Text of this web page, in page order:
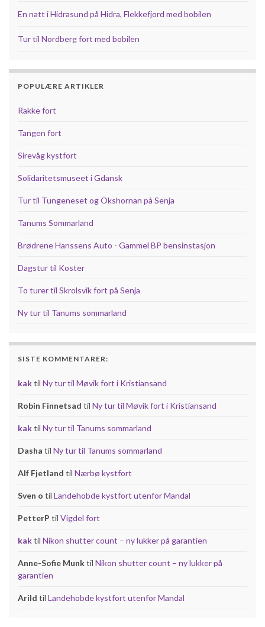
En natt i Hidrasund på Hidra, Flekkefjord med bobilen
Tur til Nordberg fort med bobilen
POPULÆRE ARTIKLER
Rakke fort
Tangen fort
Sirevåg kystfort
Solidaritetsmuseet i Gdansk
Tur til Tungeneset og Okshornan på Senja
Tanums Sommarland
Brødrene Hanssens Auto - Gammel BP bensinstasjon
Dagstur til Koster
To turer til Skrolsvik fort på Senja
Ny tur til Tanums sommarland
SISTE KOMMENTARER:
kaktil Ny tur til Møvik fort i Kristiansand
Robin Finnetsad til Ny tur til Møvik fort i Kristiansand
kaktil Ny tur til Tanums sommarland
Dasha til Ny tur til Tanums sommarland
Alf Fjetland til Nærbø kystfort
Sven o til Landehobde kystfort utenfor Mandal
PetterP til Vigdel fort
kaktil Nikon shutter count – ny lukker på garantien
Anne-Sofie Munktil Nikon shutter count – ny lukker på
garantien
Arild til Landehobde kystfort utenfor Mandal